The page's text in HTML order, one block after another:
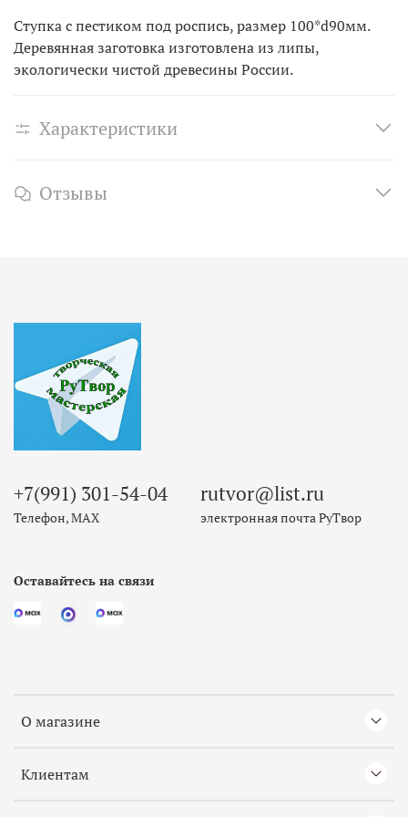
ручной работе наших мастеров. С этим
замечательным товаром вы сможете наслаждаться
процессом творчества и создавать настоящие шедевры
Ступка с пестиком под роспись, размер 100*d90мм.
Деревянная заготовка изготовлена из липы,
экологически чистой древесины России.
Характеристики
Отзывы
О магазине
Клиентам
+7(991) 301-54-04
Телефон, МАХ
rutvor@list.ru
электронная почта РуТвор
Оставайтесь на связи